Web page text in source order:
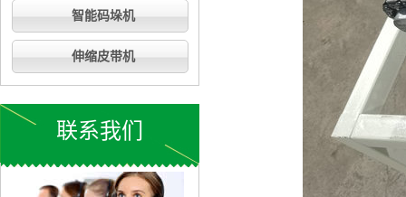
智能码垛机
伸缩皮带机
联系我们